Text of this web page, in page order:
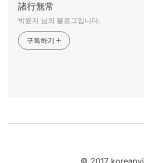
諸行無常
박윤지‍ 님의 블로그입니다.
구독하기